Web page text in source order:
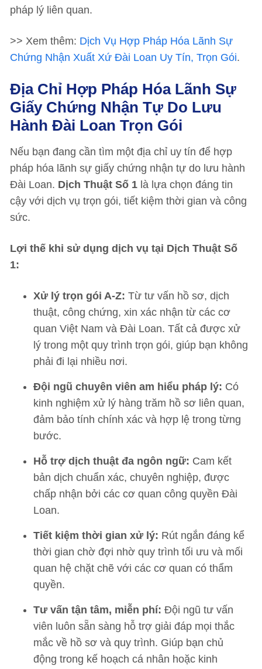
pháp lý liên quan.
>> Xem thêm: Dịch Vụ Hợp Pháp Hóa Lãnh Sự
Chứng Nhận Xuất Xứ Đài Loan Uy Tín, Trọn Gói.
Địa Chỉ Hợp Pháp Hóa Lãnh Sự
Giấy Chứng Nhận Tự Do Lưu
Hành Đài Loan Trọn Gói
Nếu bạn đang cần tìm một địa chỉ uy tín để hợp
pháp hóa lãnh sự giấy chứng nhận tự do lưu hành
Đài Loan. Dịch Thuật Số 1 là lựa chọn đáng tin
cậy với dịch vụ trọn gói, tiết kiệm thời gian và công
sức.
Lợi thế khi sử dụng dịch vụ tại Dịch Thuật Số
1:
Xử lý trọn gói A-Z: Từ tư vấn hồ sơ, dịch
thuật, công chứng, xin xác nhận từ các cơ
quan Việt Nam và Đài Loan. Tất cả được xử
lý trong một quy trình trọn gói, giúp bạn không
phải đi lại nhiều nơi.
Đội ngũ chuyên viên am hiểu pháp lý: Có
kinh nghiệm xử lý hàng trăm hồ sơ liên quan,
đảm bảo tính chính xác và hợp lệ trong từng
bước.
Hỗ trợ dịch thuật đa ngôn ngữ: Cam kết
bản dịch chuẩn xác, chuyên nghiệp, được
chấp nhận bởi các cơ quan công quyền Đài
Loan.
Tiết kiệm thời gian xử lý: Rút ngắn đáng kể
thời gian chờ đợi nhờ quy trình tối ưu và mối
quan hệ chặt chẽ với các cơ quan có thẩm
quyền.
Tư vấn tận tâm, miễn phí: Đội ngũ tư vấn
viên luôn sẵn sàng hỗ trợ giải đáp mọi thắc
mắc về hồ sơ và quy trình. Giúp bạn chủ
động trong kế hoạch cá nhân hoặc kinh